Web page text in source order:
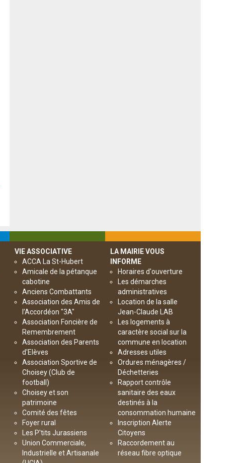
VIE ASSOCIATIVE
ACCA La St-Hubert
Amicale de la pétanque
cabotine
Anciens Combattants
Association des Amis de
l’Accordéon "3A"
Association Foncière de
Remembrement
Association des Parents
d'Elèves
Association Sportive de
Choisey (Club de
football)
Choisey et son
patrimoine
Comité des fêtes
Foyer rural
Les P'tits Jurassiens
Union Commerciale,
Industrielle et Artisanale
LA MAIRIE VOUS
INFORME
Horaires d'ouverture
Les démarches
administratives
Location de la salle
Jean-Claude LAB
Les logements à
caractère social sur la
commune en location
Adresses utiles
Ordures ménagères /
Déchetteries
Rapport contrôle
sanitaire des eaux
destinés à la
consommation humaine
Inscription Alerte
Citoyens
Raccordement au
réseau fibre optique